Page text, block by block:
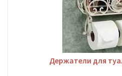
Держатели для